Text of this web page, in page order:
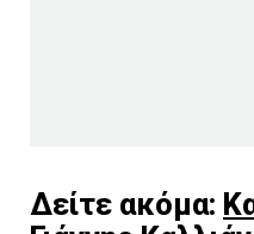
Δείτε ακόμα: